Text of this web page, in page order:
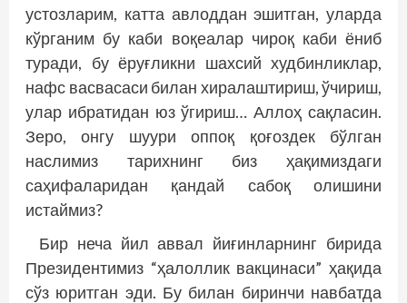
устозларим, катта авлоддан эшитган, уларда
кўрганим бу каби воқеалар чироқ каби ёниб
туради, бу ёруғликни шахсий худбинликлар,
нафс васвасаси билан хиралаштириш, ўчириш,
улар ибратидан юз ўгириш… Аллоҳ сақласин.
Зеро, онгу шуури оппоқ қоғоздек бўлган
наслимиз тарихнинг биз ҳақимиздаги
саҳифаларидан қандай сабоқ олишини
истаймиз?
Бир неча йил аввал йиғинларнинг бирида
Президентимиз “ҳалоллик вакцинаси” ҳақида
сўз юритган эди. Бу билан биринчи навбатда